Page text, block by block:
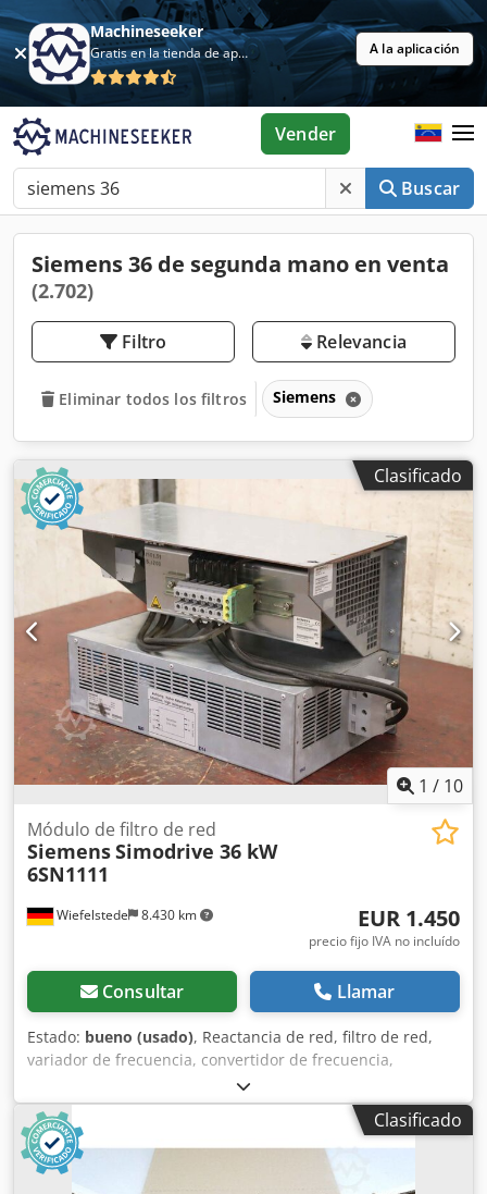
Machineseeker
Gratis en la tienda de aplicaciones A la aplicación
Buscar
Vender
Siemens 36 de segunda mano en venta
(2.702)
Filtro Relevancia
Eliminar todos los filtros Siemens
Clasificado
1 / 10
Wiefelstede 8.430 km
Módulo de filtro de red
SiemensSimodrive 36 kW
6SN1111
EUR 1.450
precio fijo IVA no incluído
Consultar Llamar
Estado: bueno (usado), Reactancia de red, filtro de red,
variador de frecuencia, convertidor de frecuencia,
convertidor de accionamiento, transformador -Fabricante:
Siemens, filtro de red y reactancia de red Simodrive
Crsdpowcywbsfx Angef -Reactancia de 2 fases, 36 kW:
6SN1111.0AA00-0CA -Filtro de red: 6SN1111-0AA01-2CA0 -
Kit de adaptadores: 6SN1162-0GA00-0CA0 -Entrega/precio:
Clasificado